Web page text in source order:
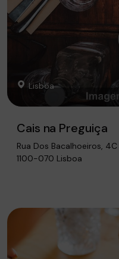
Lisboa
Cais na Preguiça
Rua Dos Bacalhoeiros, 4C
1100-070 Lisboa